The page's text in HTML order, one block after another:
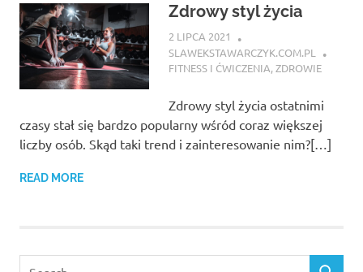
Zdrowy styl życia
2 LIPCA 2021
SLAWEKSTAWARCZYK.COM.PL
FITNESS I ĆWICZENIA,ZDROWIE
Zdrowy styl życia ostatnimi
czasy stał się bardzo popularny wśród coraz większej
liczby osób. Skąd taki trend i zainteresowanie nim?[…]
READ MORE